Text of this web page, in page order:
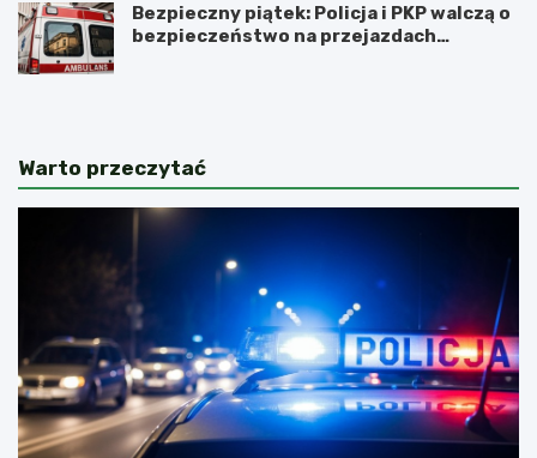
Bezpieczny piątek: Policja i PKP walczą o
bezpieczeństwo na przejazdach
Warto przeczytać